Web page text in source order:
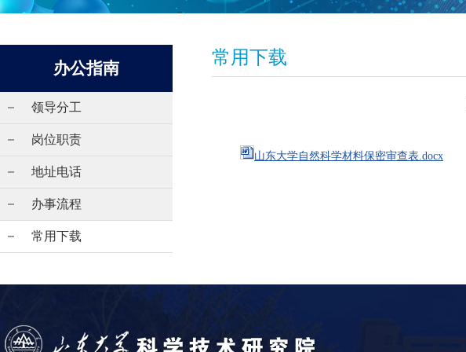
办公指南
领导分工
岗位职责
地址电话
办事流程
常用下载
常用下载
山东大学自然科学材料保密审查表.docx